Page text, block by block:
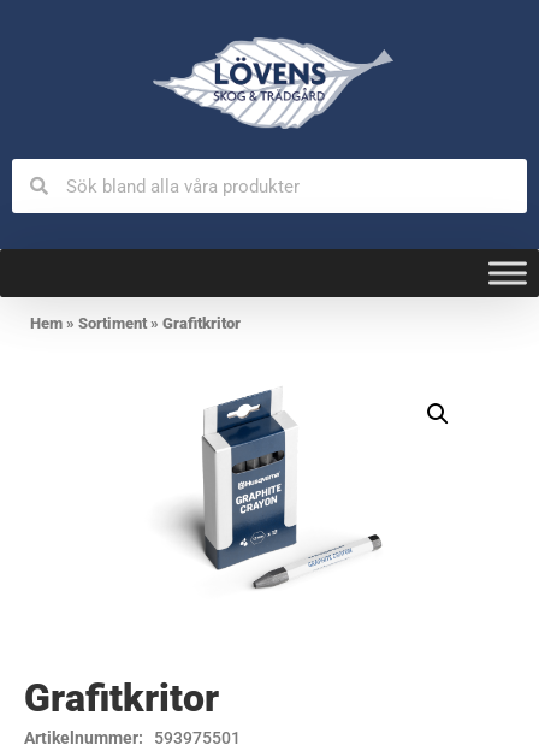
Hem » Sortiment» Grafitkritor
Grafitkritor
Artikelnummer:
593975501